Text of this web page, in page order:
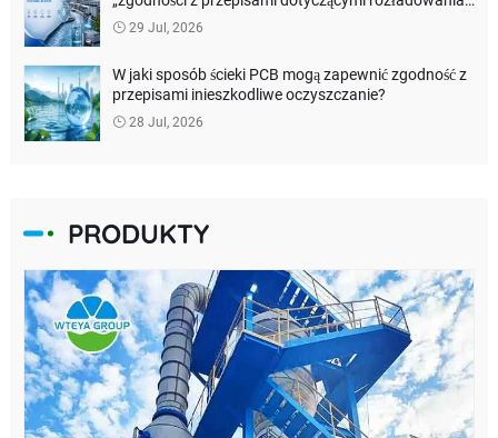
do odzyskiwania zasobów
29 Jul, 2026
W jaki sposób ścieki PCB mogą zapewnić zgodność z
przepisami inieszkodliwe oczyszczanie?
28 Jul, 2026
PRODUKTY